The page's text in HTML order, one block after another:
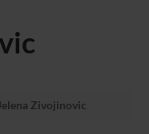
Jelena Zivojinovic